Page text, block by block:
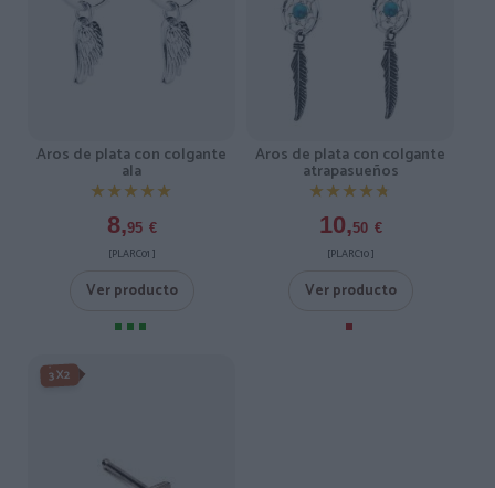
Aros de plata con colgante
ala
★★★★★
★★★★★
8,95 €
[PLARC01 ]
Ver producto
Aros de plata con colgante
atrapasueños
★★★★★
★★★★★
10,50 €
[PLARC10 ]
Ver producto
3X2